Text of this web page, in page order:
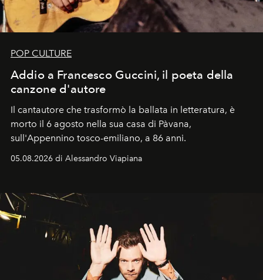
POP CULTURE
Addio a Francesco Guccini, il poeta della
canzone d'autore
Il cantautore che trasformò la ballata in letteratura, è
morto il 6 agosto nella sua casa di Pàvana,
sull'Appennino tosco-emiliano, a 86 anni.
05.08.2026 di Alessandro Viapiana